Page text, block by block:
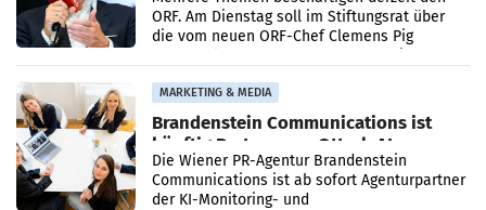
ORF. Am Dienstag soll im Stiftungsrat über
die vom neuen ORF-Chef Clemens Pig
MARKETING & MEDIA
Brandenstein Communications ist
künftig Partner von OtterlyAI
Die Wiener PR-Agentur Brandenstein
Communications ist ab sofort Agenturpartner
der KI-Monitoring- und